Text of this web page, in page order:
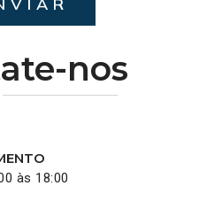
nos
às 18:00